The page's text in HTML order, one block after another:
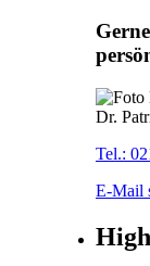
Dr.
Tel.:
E-Mail